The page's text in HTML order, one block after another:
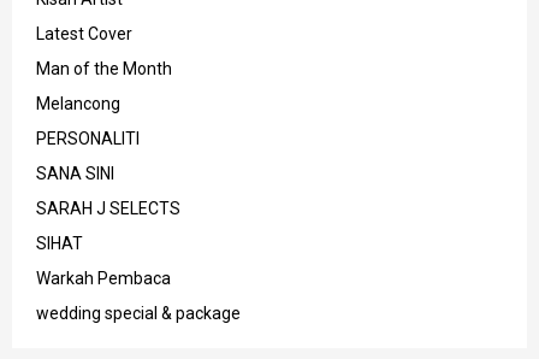
Latest Cover
Man of the Month
Melancong
PERSONALITI
SANA SINI
SARAH J SELECTS
SIHAT
Warkah Pembaca
wedding special & package